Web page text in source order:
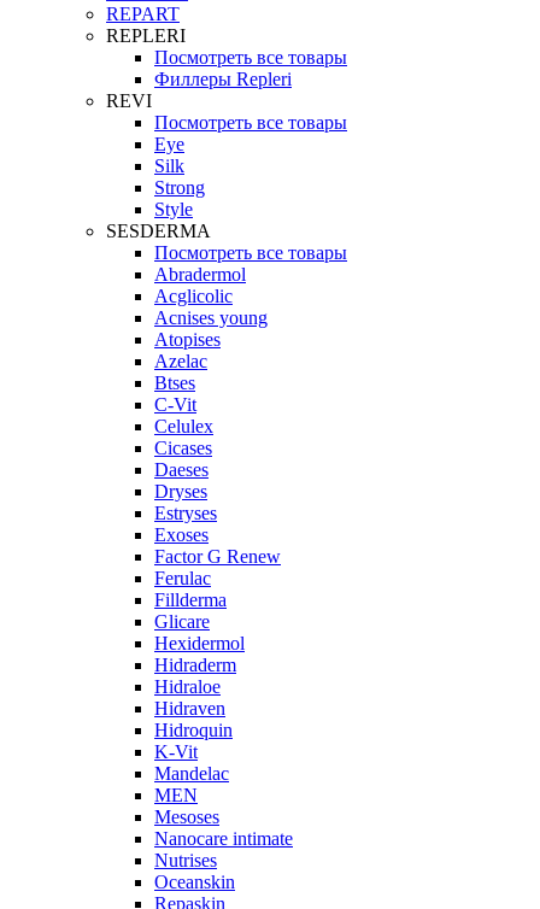
REPART
REPLERI
Посмотреть все товары
Филлеры Repleri
REVI
Посмотреть все товары
Eye
Silk
Strong
Style
SESDERMA
Посмотреть все товары
Abradermol
Acglicolic
Acnises young
Atopises
Azelac
Btses
C-Vit
Celulex
Cicases
Daeses
Dryses
Estryses
Exoses
Factor G Renew
Ferulac
Fillderma
Glicare
Hexidermol
Hidraderm
Hidraloe
Hidraven
Hidroquin
K-Vit
Mandelac
MEN
Mesoses
Nanocare intimate
Nutrises
Oceanskin
Repaskin